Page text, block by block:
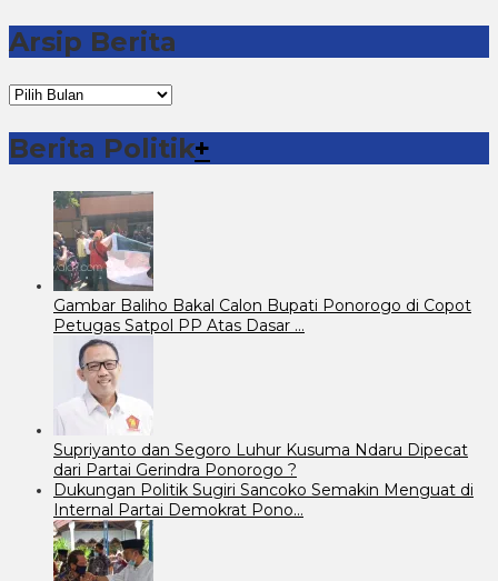
Arsip Berita
Arsip
Berita
Berita Politik+
Gambar Baliho Bakal Calon Bupati Ponorogo di Copot
Petugas Satpol PP Atas Dasar …
Supriyanto dan Segoro Luhur Kusuma Ndaru Dipecat
dari Partai Gerindra Ponorogo ?
Dukungan Politik Sugiri Sancoko Semakin Menguat di
Internal Partai Demokrat Pono…